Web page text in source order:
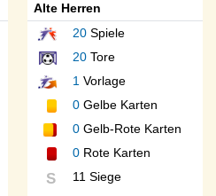
Alte Herren
20Spiele
20Tore
1Vorlage
0Gelbe Karten
0Gelb-Rote Karten
0Rote Karten
S 11 Siege